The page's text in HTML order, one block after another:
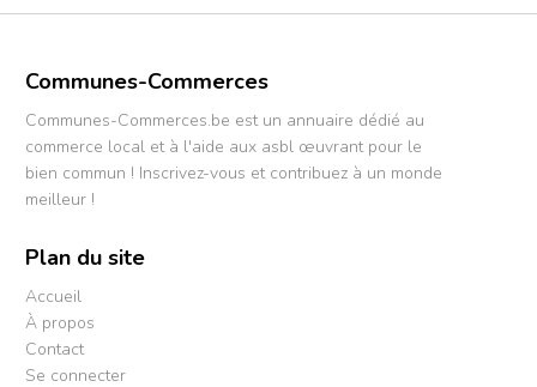
Communes-Commerces
Communes-Commerces.be est un annuaire dédié au
commerce local et à l'aide aux asbl œuvrant pour le
bien commun ! Inscrivez-vous et contribuez à un monde
meilleur !
Plan du site
Accueil
À propos
Contact
Se connecter